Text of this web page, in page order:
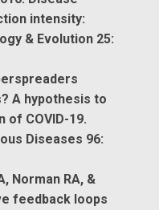
intensity:
& Evolution 25:
A hypothesis to
of COVID-19.
Diseases 96:
Norman RA, &
feedback loops